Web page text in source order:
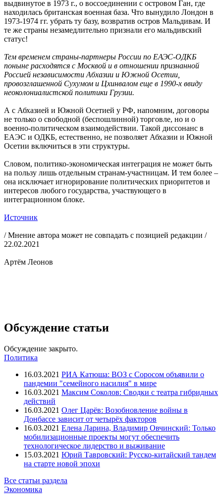
выдвинутое в 1973 г., о воссоединении с островом Ган, где
находилась британская военная база. Что вынудило Лондон в
1973-1974 гг. убрать ту базу, возвратив остров Мальдивам. И
те же страны незамедлительно признали его мальдивский
статус!
Тем временем страны-партнеры России по ЕАЭС-ОДКБ
поныне расходятся с Москвой и в отношении признанной
Россией независимости Абхазии и Южной Осетии,
провозглашенной Сухумом и Цхинвалом еще в 1990-х ввиду
неоколониалистской политики Грузии.
А с Абхазией и Южной Осетией у РФ, напомним, договоры
не только о свободной (беспошлинной) торговле, но и о
военно-политическом взаимодействии. Такой диссонанс в
ЕАЭС и ОДКБ, естественно, не позволяет Абхазии и Южной
Осетии включиться в эти структуры.
Словом, политико-экономическая интеграция не может быть
на пользу лишь отдельным странам-участницам. И тем более –
она исключает игнорирование политических приоритетов и
интересов любого государства, участвующего в
интеграционном блоке.
Источник
/ Мнение автора может не совпадать с позицией редакции /
22.02.2021
Артём Леонов
Обсуждение статьи
Обсуждение закрыто.
Политика
16.03.2021 РИА Катюша: ВОЗ с Соросом объявили о
пандемии "семейного насилия" в мире
16.03.2021 Максим Соколов: Сводки с театра гибридных
действий
16.03.2021 Олег Царёв: Возобновление войны в
Донбассе зависит от четырёх факторов
16.03.2021 Елена Ларина, Владимир Овчинский: Только
мобилизационные проекты могут обеспечить
технологическое лидерство и выживание
15.03.2021 Юрий Тавровский: Русско-китайский тандем
на старте новой эпохи
Все статьи раздела
Экономика